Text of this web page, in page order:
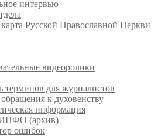
интервью
Русской Православной Церкви
видеоролики
терминов для журналистов
к духовенству
информация
(архив)
ошибок